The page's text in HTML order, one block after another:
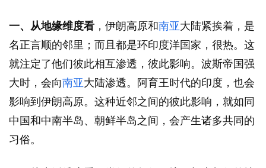
一、从地缘维度看 ，伊朗高原和南亚大陆紧挨着，是
名正言顺的邻里；而且都是环印度洋国家，很热。这
就注定了他们彼此相互渗透，彼此影响。波斯帝国强
大时，会向南亚大陆渗透。阿育王时代的印度，也会
影响到伊朗高原。这种近邻之间的彼此影响，就如同
中国和中南半岛、朝鲜半岛之间，会产生诸多共同的
习俗。